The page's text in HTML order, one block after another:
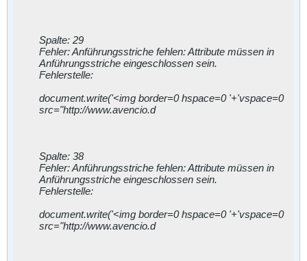
Spalte: 29
Fehler: Anführungsstriche fehlen: Attribute müssen in
Anführungsstriche eingeschlossen sein.
Fehlerstelle:
document.write('<img border=0 hspace=0 '+'vspace=0
src="http://www.avencio.d
Spalte: 38
Fehler: Anführungsstriche fehlen: Attribute müssen in
Anführungsstriche eingeschlossen sein.
Fehlerstelle:
document.write('<img border=0 hspace=0 '+'vspace=0
src="http://www.avencio.d